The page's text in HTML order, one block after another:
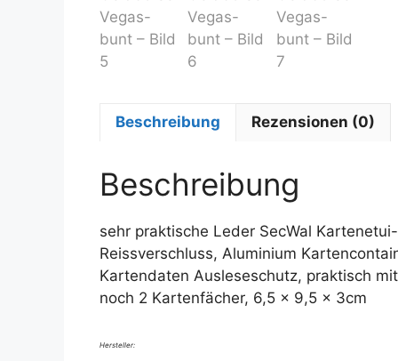
Beschreibung Rezensionen (0)
Beschreibung
sehr praktische Leder SecWal
Reissverschluss, Aluminium
Kartendaten Ausleseschutz, praktisch
noch 2 Kartenfächer, 6,5 x 9,5 x 3cm
Hersteller: